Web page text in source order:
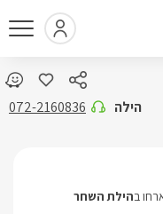
הילה 072-2160836
בהילת השחר